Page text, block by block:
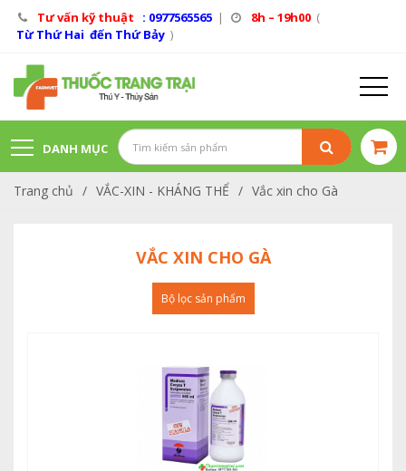
Tư vấn kỹ thuật : 0977565565 | 8h – 19h00 (
Từ Thứ Hai đến Thứ Bảy )
DANH MỤC
SẢN PHẨM
Trang chủ / VẮC-XIN - KHÁNG THỂ / Vắc xin cho Gà
VẮC XIN CHO GÀ
Bộ lọc sản phẩm